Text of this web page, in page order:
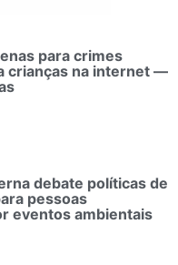
para crimes
crianças na internet —
debate políticas de
pessoas
eventos ambientais